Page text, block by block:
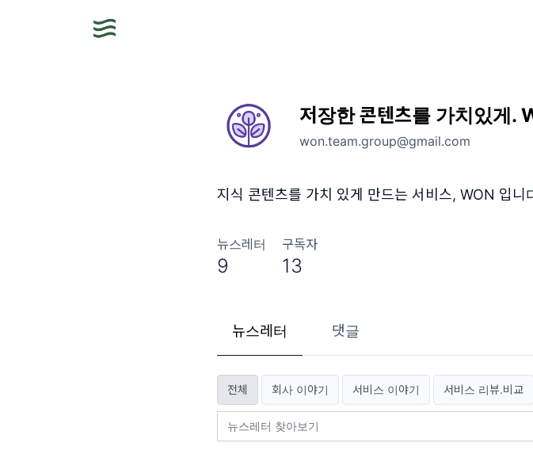
저장한 콘텐츠를 가치있게.
won.team.group@gmail.com
지식 콘텐츠를 가치 있게 만드는 서비스, WON 입니
뉴스레터
9
구독자
13
뉴스레터 댓글
전체 회사 이야기 서비스 이야기 서비스 리뷰.비교